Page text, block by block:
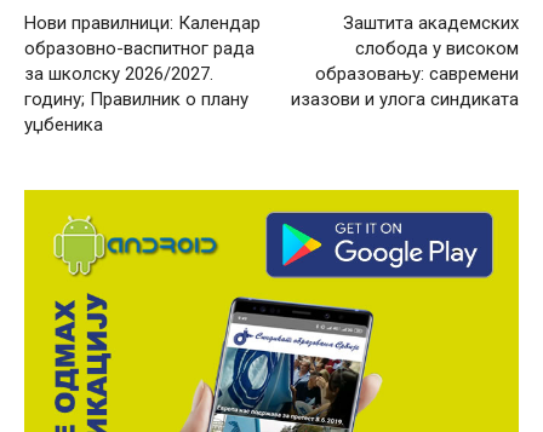
Нови правилници: Календар
образовно-васпитног рада
за школску 2026/2027.
годину; Правилник о плану
уџбеника
Заштита академских
слобода у високом
образовању: савремени
изазови и улога синдиката